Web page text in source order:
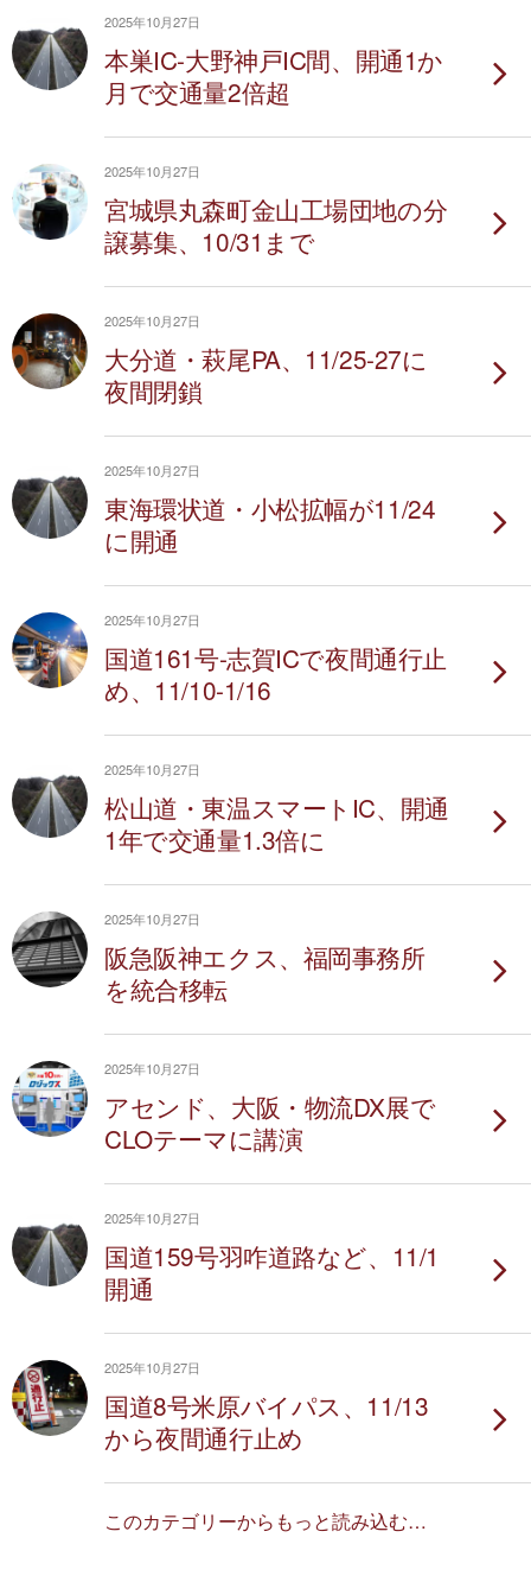
2025年10月27日
本巣IC-大野神戸IC間、開通1か
月で交通量2倍超
2025年10月27日
宮城県丸森町金山工場団地の分
譲募集、10/31まで
2025年10月27日
大分道・萩尾PA、11/25-27に
夜間閉鎖
2025年10月27日
東海環状道・小松拡幅が11/24
に開通
2025年10月27日
国道161号-志賀ICで夜間通行止
め、11/10-1/16
2025年10月27日
松山道・東温スマートIC、開通
1年で交通量1.3倍に
2025年10月27日
阪急阪神エクス、福岡事務所
を統合移転
2025年10月27日
アセンド、大阪・物流DX展で
CLOテーマに講演
2025年10月27日
国道159号羽咋道路など、11/1
開通
2025年10月27日
国道8号米原バイパス、11/13
から夜間通行止め
このカテゴリーからもっと読み込む…